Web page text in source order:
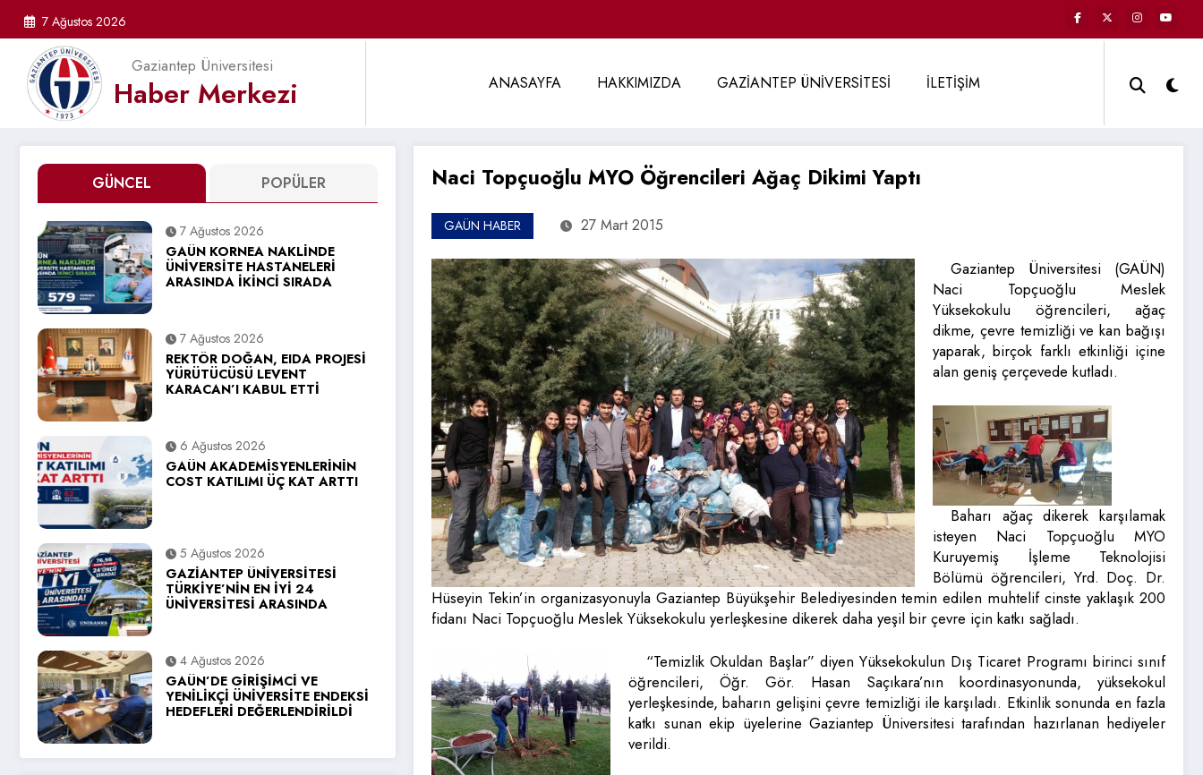
7 Ağustos 2026
Gaziantep Üniversitesi
Haber Merkezi ANASAYFA HAKKIMIZDA GAZİANTEP ÜNİVERSİTESİ İLETİŞİM
GÜNCEL POPÜLER
7 Ağustos 2026
GAÜN KORNEA NAKLİNDE
ÜNİVERSİTE HASTANELERİ
ARASINDA İKİNCİ SIRADA
7 Ağustos 2026
REKTÖR DOĞAN, EIDA PROJESİ
YÜRÜTÜCÜSÜ LEVENT
KARACAN’I KABUL ETTİ
6 Ağustos 2026
GAÜN AKADEMİSYENLERİNİN
COST KATILIMI ÜÇ KAT ARTTI
5 Ağustos 2026
GAZİANTEP ÜNİVERSİTESİ
TÜRKİYE’NİN EN İYİ 24
ÜNİVERSİTESİ ARASINDA
4 Ağustos 2026
GAÜN’DE GİRİŞİMCİ VE
YENİLİKÇİ ÜNİVERSİTE ENDEKSİ
HEDEFLERİ DEĞERLENDİRİLDİ
Naci Topçuoğlu MYO Öğrencileri Ağaç Dikimi Yaptı
GAÜN HABER 27 Mart 2015
Gaziantep Üniversitesi (GAÜN)
Naci Topçuoğlu Meslek
Yüksekokulu öğrencileri, ağaç
dikme, çevre temizliği ve kan bağışı
yaparak, birçok farklı etkinliği içine
alan geniş çerçevede kutladı.
Baharı ağaç dikerek karşılamak
isteyen Naci Topçuoğlu MYO
Kuruyemiş İşleme Teknolojisi
Bölümü öğrencileri, Yrd. Doç. Dr.
Hüseyin Tekin’in organizasyonuyla Gaziantep Büyükşehir Belediyesinden temin edilen muhtelif cinste yaklaşık 200
fidanı Naci Topçuoğlu Meslek Yüksekokulu yerleşkesine dikerek daha yeşil bir çevre için katkı sağladı.
“Temizlik Okuldan Başlar” diyen Yüksekokulun Dış Ticaret Programı birinci sınıf
öğrencileri, Öğr. Gör. Hasan Saçıkara’nın koordinasyonunda, yüksekokul
yerleşkesinde, baharın gelişini çevre temizliği ile karşıladı. Etkinlik sonunda en fazla
katkı sunan ekip üyelerine Gaziantep Üniversitesi tarafından hazırlanan hediyeler
verildi.